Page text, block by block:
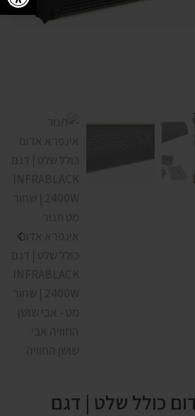
כולל שלט | דגם